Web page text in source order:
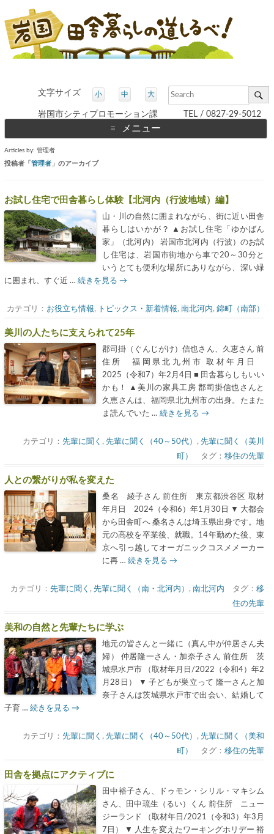
文字サイズ 小 中 大
岩国市シティプロモーション課 TEL / 0827-29-5012
メニュー
ス
キ
ッ
プ
Articles by: 管理者
投稿者「 管理者 」のアーカイブ
お試し住宅で田舎暮らし体験【北河内（行波地域）編】
山・川の自然に囲まれながら、街に近い田舎
暮らしはいかが？ ▲お試し住宅「ゆかばん
家」（北河内） 岩国市北河内（行波）のお試
し住宅は、岩国市街地から車で20～30分と
いうとても便利な場所にありながら、深い緑
に囲まれ、すぐ近 … 続きを見る →
カテゴリ： お役立ち情報, トピックス・新着情報,南北河内,錦町（南部）
美川の人たちに支えられて25年
郡司掛（ぐんじがけ）信也さん、久恵さん 前
住所 福岡県北九州市 取材年月日
2025（令和7）年2月4日 ■ 田舎暮らしもいい
かも！ ▲美川の家具工房 郡司掛信也さんと
久恵さんは、福岡県北九州市の出身。たまた
ま読んでいた … 続きを見る →
カテゴリ：先輩に聞く ,先輩に聞く（40～50代） ,先輩に聞く（美川
町）
タグ：移住の先輩
人との繋がりが私を変えた
桑名 綾子さん 前住所 東京都渋谷区 取材
年月日 2024（令和6）年1月30日 ▼ 大都会
から田舎町へ 桑名さんは埼玉県出身です。地
元の高校を卒業後、就職。14年勤めた後、東
京へ引っ越してオーガニックコスメメーカー
に再 … 続きを見る →
カテゴリ：先輩に聞く ,先輩に聞く（南・北河内） ,南北河内 タグ：移
住の先輩
美和の自然と先輩たちに学ぶ
地元の皆さんと一緒に（真ん中が仲居さん夫
婦） 仲居隆一さん・加奈子さん 前住所 茨
城県水戸市 （取材年月日/2022（令和4）年2
月28日） ▼ 子どもが巣立って 隆一さんと加
奈子さんは茨城県水戸市で出会い、結婚して
子育 … 続きを見る →
カテゴリ：先輩に聞く ,先輩に聞く（40～50代） ,先輩に聞く（美和
町）
タグ：移住の先輩
田舎を拠点にアクティブに
田中裕子さん、ドゥモン・シリル・マキシム
さん、田中琉生（るい）くん 前住所 ニュー
ジーランド （取材年日/2021（令和3）年3月
7日） ▼ 人生を変えたワーキングホリデー 裕